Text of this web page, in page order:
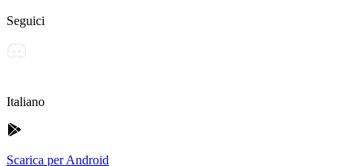
Seguici
Italiano
Scarica per Android